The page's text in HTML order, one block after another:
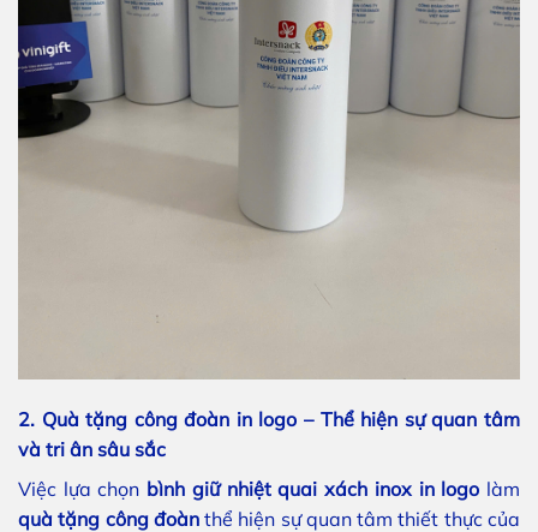
2. Quà tặng công đoàn in logo – Thể hiện sự quan tâm
và tri ân sâu sắc
Việc lựa chọn bình giữ nhiệt quai xách inox in logo làm
quà tặng công đoànthể hiện sự quan tâm thiết thực của